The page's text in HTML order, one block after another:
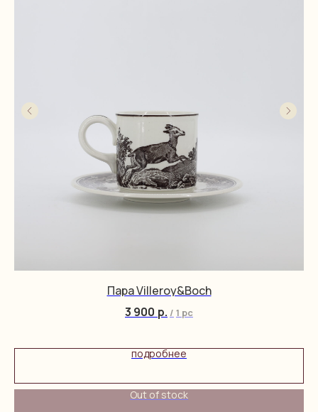
Пара Villeroy&Boch
3 900 р. / 1 pc
подробнее
Out of stock